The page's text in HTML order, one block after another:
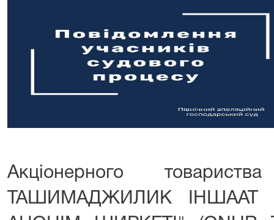
Акціонерного
ТАШИМАДЖИЛИК ІНШААТ